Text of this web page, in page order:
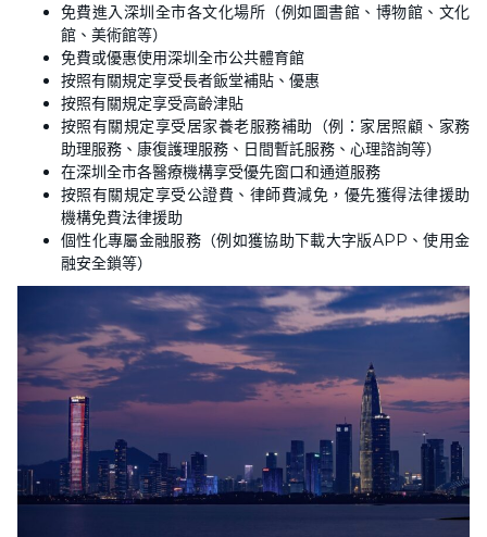
免費進入深圳全市各文化場所（例如圖書館、博物館、文化
館、美術館等）
免費或優惠使用深圳全市公共體育館
按照有關規定享受長者飯堂補貼、優惠
按照有關規定享受高齡津貼
按照有關規定享受居家養老服務補助（例：家居照顧、家務
助理服務、康復護理服務、日間暫託服務、心理諮詢等）
在深圳全市各醫療機構享受優先窗口和通道服務
按照有關規定享受公證費、律師費減免，優先獲得法律援助
機構免費法律援助
個性化專屬金融服務（例如獲協助下載大字版APP、使用金
融安全鎖等）